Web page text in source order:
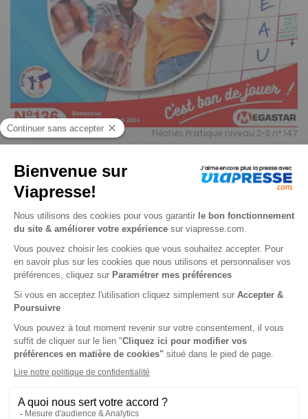
Fléchés Pratique niveau 2-3 n° 147
4.7/5 -3
Je choisis un support
Je choisis une durée
-24%
Abonnement 1 an
6 n° • Papier
28€48 Tarif Kiosque :
Tarif France métropolitaine
Renouvellement à date d’anniversaire